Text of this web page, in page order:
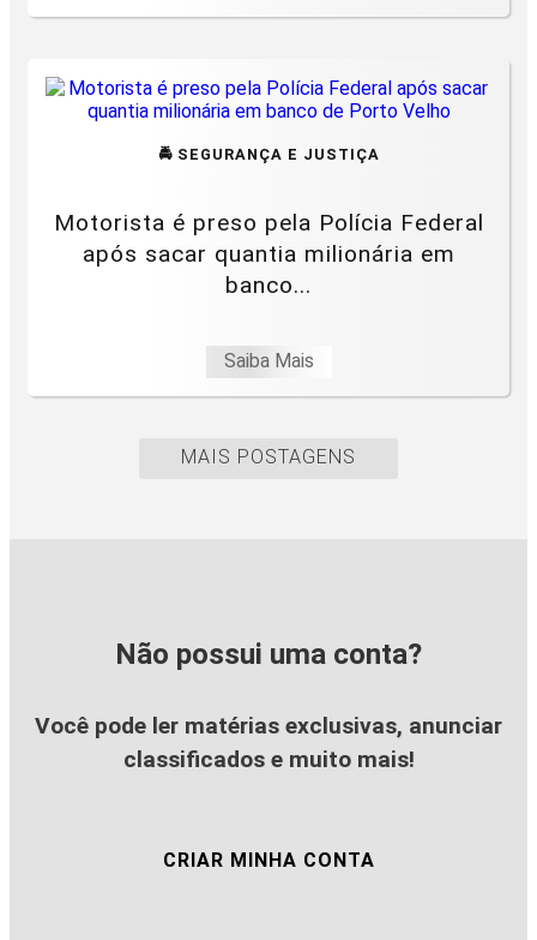
🚔 SEGURANÇA E JUSTIÇA
Motorista é preso pela Polícia Federal
após sacar quantia milionária em
banco...
Saiba Mais
MAIS POSTAGENS
Não possui uma conta?
Você pode ler matérias exclusivas, anunciar
classificados e muito mais!
CRIAR MINHA CONTA